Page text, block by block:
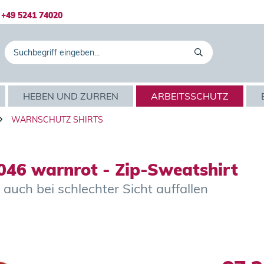
5241 74020
HEBEN UND ZURREN ARBEITSSCHUTZ
WARNSCHUTZ SHIRTS
warnrot - Zip-Sweatshirt
bei schlechter Sicht auffallen